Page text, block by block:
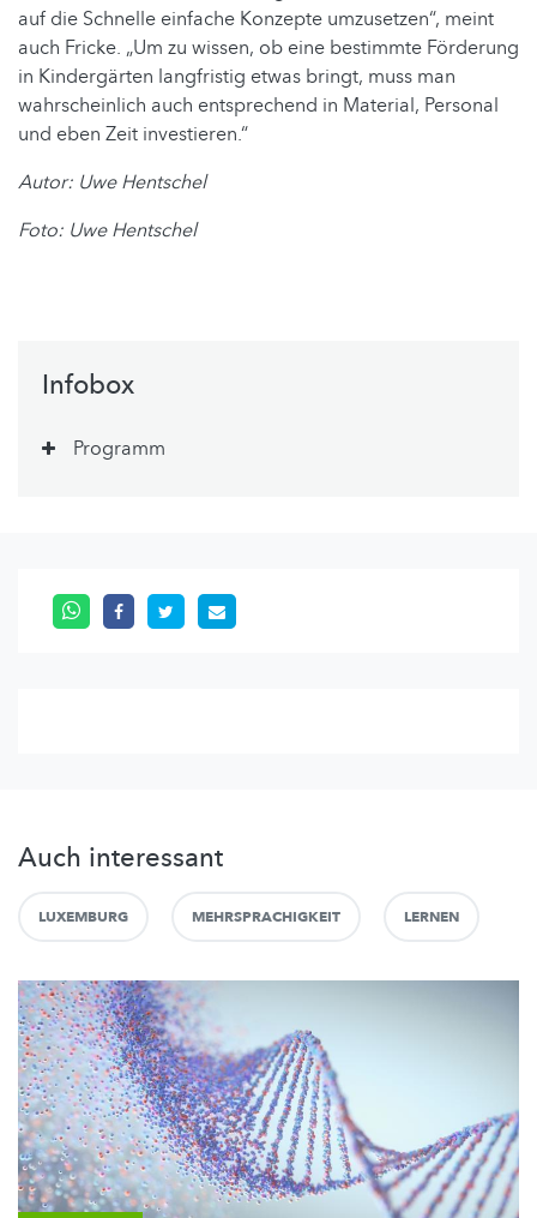
auf die Schnelle einfache Konzepte umzusetzen“, meint
auch Fricke. „Um zu wissen, ob eine bestimmte Förderung
in Kindergärten langfristig etwas bringt, muss man
wahrscheinlich auch entsprechend in Material, Personal
und eben Zeit investieren.“
Autor: Uwe Hentschel
Foto: Uwe Hentschel
Infobox
Programm
Auch interessant
LUXEMBURG MEHRSPRACHIGKEIT LERNEN